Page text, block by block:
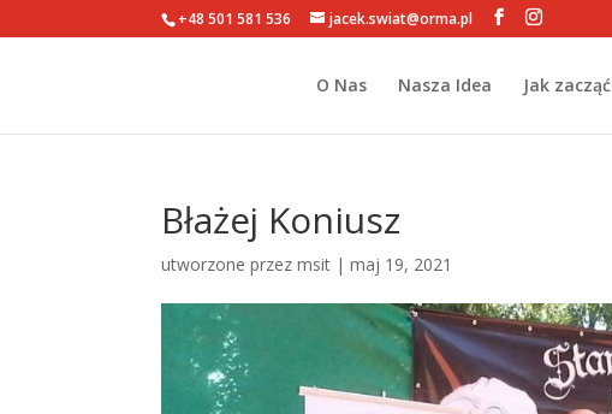
+48 501 581 536 jacek.swiat@orma.pl
O Nas Nasza Idea Jak zacząć
Błażej Koniusz
utworzone przezmsit |maj 19, 2021